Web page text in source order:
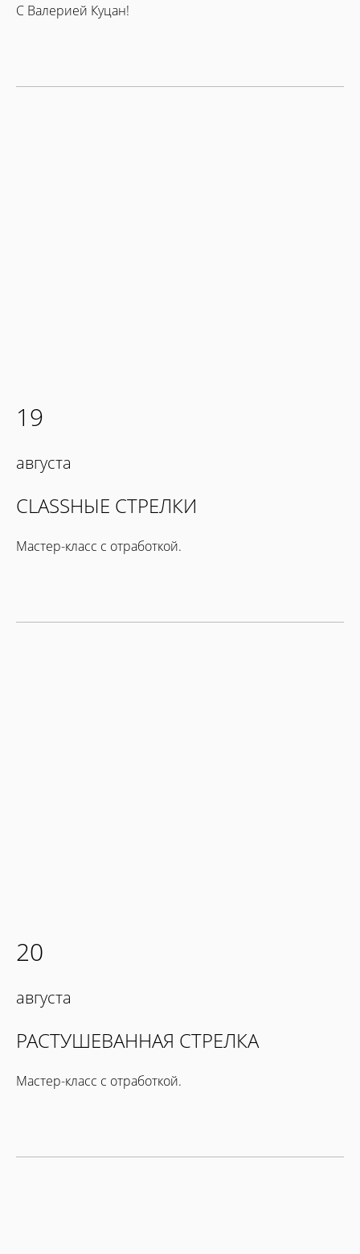
С Валерией Куцан!
19
августа
CLASSНЫЕ СТРЕЛКИ
Мастер-класс с отработкой.
20
августа
РАСТУШЕВАННАЯ СТРЕЛКА
Мастер-класс с отработкой.